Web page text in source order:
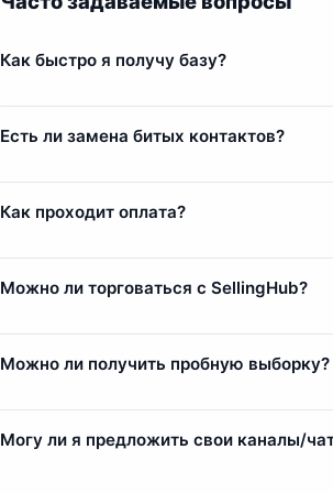
Как быстро я получу базу?
несколько минут.
Есть ли замена битых контактов?
контакты (заблокированные аккаунты
компенсации мы добавим
Как проходит оплата?
Комиссия составляет 11%, например, при
Можно ли торговаться с SellingHub?
Самым любимым клиентам мы можем
Можно ли получить пробную выборку?
реальное качество данных и пример
Могу ли я предложить свои каналы/